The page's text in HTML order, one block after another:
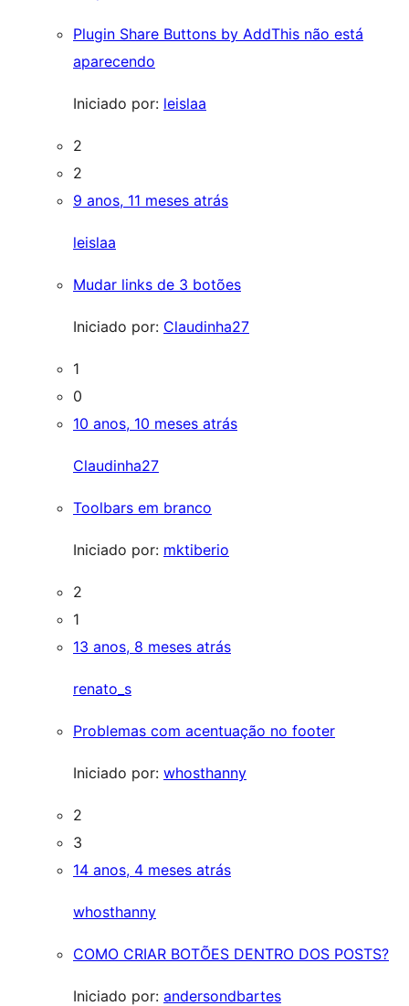
Plugin Share Buttons by AddThis não está
aparecendo
Iniciado por: leislaa
2
2
9 anos, 11 meses atrás
leislaa
Mudar links de 3 botões
Iniciado por: Claudinha27
1
0
10 anos, 10 meses atrás
Claudinha27
Toolbars em branco
Iniciado por: mktiberio
2
1
13 anos, 8 meses atrás
renato_s
Problemas com acentuação no footer
Iniciado por: whosthanny
2
3
14 anos, 4 meses atrás
whosthanny
COMO CRIAR BOTÕES DENTRO DOS POSTS?
Iniciado por: andersondbartes